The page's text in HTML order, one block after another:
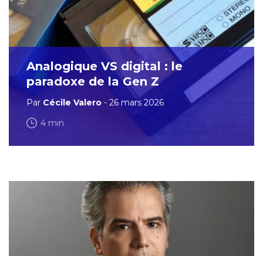
Analogique VS digital : le
paradoxe de la Gen Z
Par Cécile Valero - 26 mars 2026
4 min